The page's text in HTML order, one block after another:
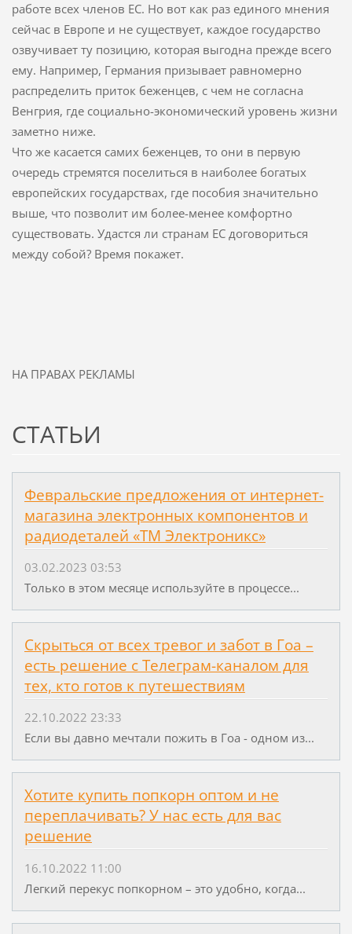
работе всех членов ЕС. Но вот как раз единого мнения
сейчас в Европе и не существует, каждое государство
озвучивает ту позицию, которая выгодна прежде всего
ему. Например, Германия призывает равномерно
распределить приток беженцев, с чем не согласна
Венгрия, где социально-экономический уровень жизни
заметно ниже.
Что же касается самих беженцев, то они в первую
очередь стремятся поселиться в наиболее богатых
европейских государствах, где пособия значительно
выше, что позволит им более-менее комфортно
существовать. Удастся ли странам ЕС договориться
между собой? Время покажет.
НА ПРАВАХ РЕКЛАМЫ
СТАТЬИ
Февральские предложения от интернет-
магазина электронных компонентов и
радиодеталей «ТМ Электроникс»
03.02.2023 03:53
Только в этом месяце используйте в процессе...
Скрыться от всех тревог и забот в Гоа –
есть решение с Телеграм-каналом для
тех, кто готов к путешествиям
22.10.2022 23:33
Если вы давно мечтали пожить в Гоа - одном из...
Хотите купить попкорн оптом и не
переплачивать? У нас есть для вас
решение
16.10.2022 11:00
Легкий перекус попкорном – это удобно, когда...